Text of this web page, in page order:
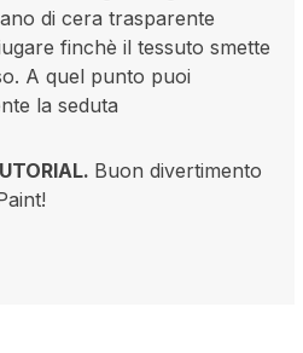
di cera trasparente
finchè il tessuto smette
A quel punto puoi
la seduta
Buon divertimento